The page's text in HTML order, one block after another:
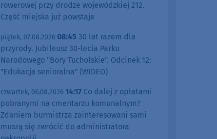
rowerowej przy drodze wojewódzkiej 212.
Część miejska już powstaje
piątek, 07.08.2026 08:45 30 lat razem dla
przyrody. Jubileusz 30-lecia Parku
Narodowego "Bory Tucholskie". Odcinek 12:
"Edukacja senioralna" (WIDEO)
czwartek, 06.08.2026 14:17 Co dalej z opłatami
pobranymi na cmentarzu komunalnym?
Zdaniem burmistrza zainteresowani sami
muszą się zwrócić do administratora